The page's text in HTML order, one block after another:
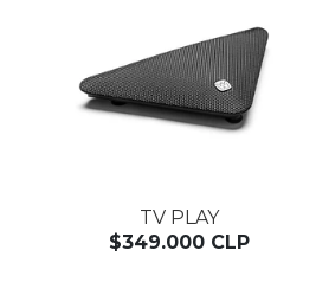
TV PLAY
$349.000 CLP